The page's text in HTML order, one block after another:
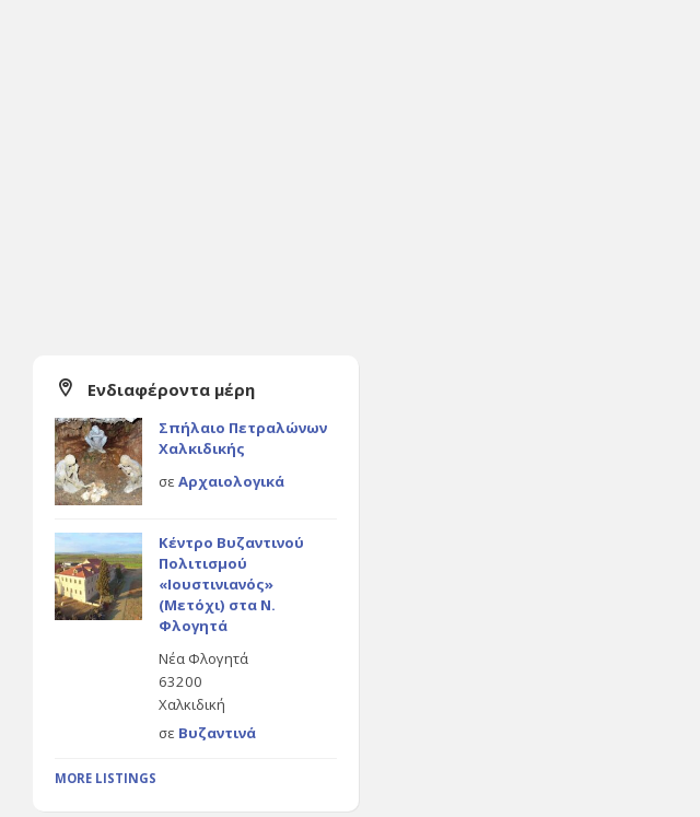
Ενδιαφέροντα μέρη
Σπήλαιο Πετραλώνων
Χαλκιδικής
σε Αρχαιολογικά
Κέντρο Βυζαντινού
Πολιτισμού
«Ιουστινιανός»
(Μετόχι) στα Ν.
Φλογητά
Νέα Φλογητά
63200
Χαλκιδική
σε Βυζαντινά
MORE LISTINGS